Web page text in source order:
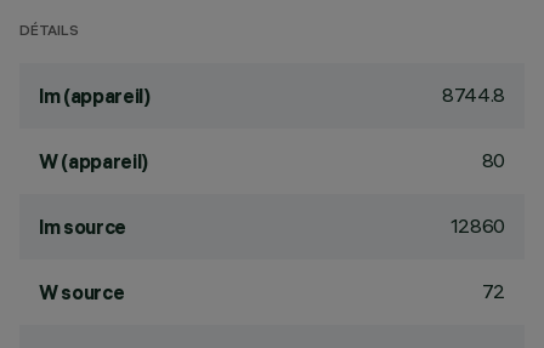
DÉTAILS
lm (appareil) 8744.8
W (appareil) 80
lm source 12860
W source 72